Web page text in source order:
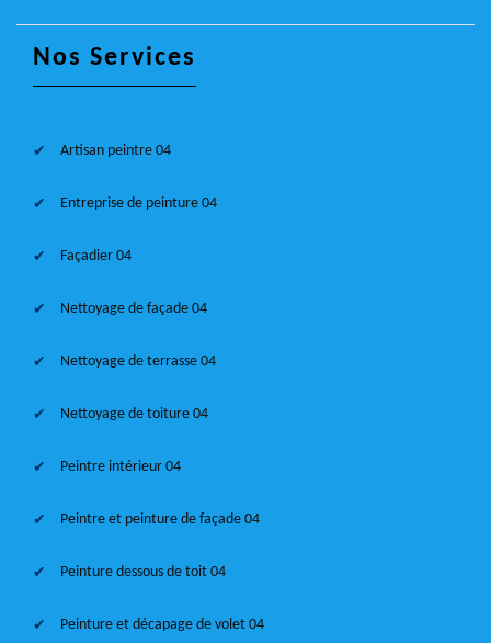
Nos Services
Artisan peintre 04
Entreprise de peinture 04
Façadier 04
Nettoyage de façade 04
Nettoyage de terrasse 04
Nettoyage de toiture 04
Peintre intérieur 04
Peintre et peinture de façade 04
Peinture dessous de toit 04
Peinture et décapage de volet 04